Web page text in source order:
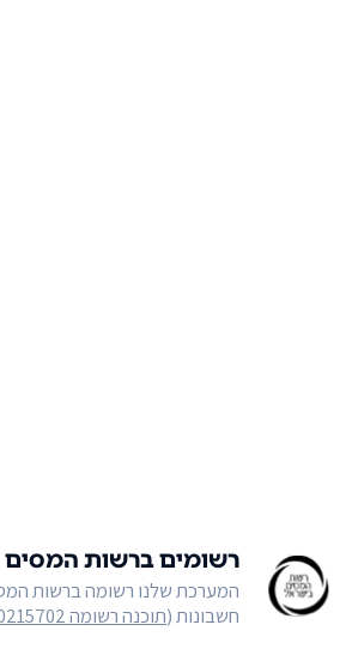
רשומים ברשות המסים
המערכת שלנו רשומה ברשות
חשבונות (תוכנה רשומה 00215702 על פי חוק